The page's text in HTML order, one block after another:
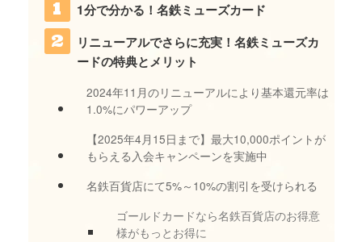
1分で分かる！名鉄ミューズカード
リニューアルでさらに充実！名鉄ミューズカ
ードの特典とメリット
2024年11月のリニューアルにより基本還元率は
1.0%にパワーアップ
【2025年4月15日まで】最大10,000ポイントが
もらえる入会キャンペーンを実施中
名鉄百貨店にて5%～10%の割引を受けられる
ゴールドカードなら名鉄百貨店のお得意
様がもっとお得に